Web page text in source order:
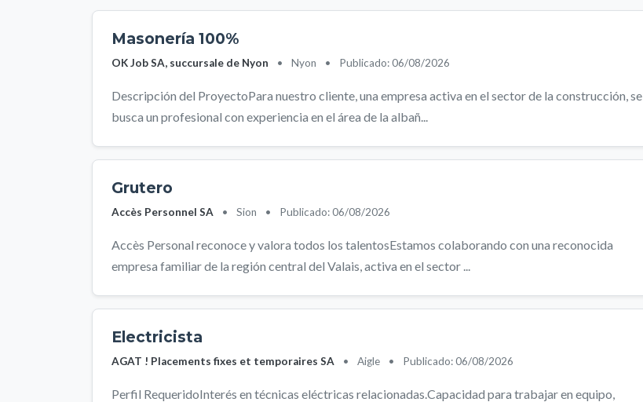
Masonería 100%
OK Job SA, succursale de Nyon • Nyon • Publicado: 06/08/2026
Descripción del ProyectoPara nuestro cliente, una empresa activa en el sector de la construcción, se
busca un profesional con experiencia en el área de la albañ...
Grutero
Accès Personnel SA • Sion • Publicado: 06/08/2026
Accès Personal reconoce y valora todos los talentosEstamos colaborando con una reconocida
empresa familiar de la región central del Valais, activa en el sector ...
Electricista
AGAT ! Placements fixes et temporaires SA • Aigle • Publicado: 06/08/2026
Perfil RequeridoInterés en técnicas eléctricas relacionadas.Capacidad para trabajar en equipo,